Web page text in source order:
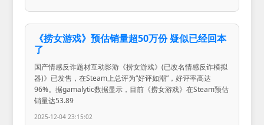
《捞女游戏》预估销量超50万份 疑似已经回本
了
国产情感反诈题材互动影游《捞女游戏》(已改名情感反诈模拟
器)》已发售，在Steam上总评为“好评如潮”，好评率高达
96%。据gamalytic数据显示，目前《捞女游戏》在Steam预估
销量达53.89
2025-12-04 23:15:02